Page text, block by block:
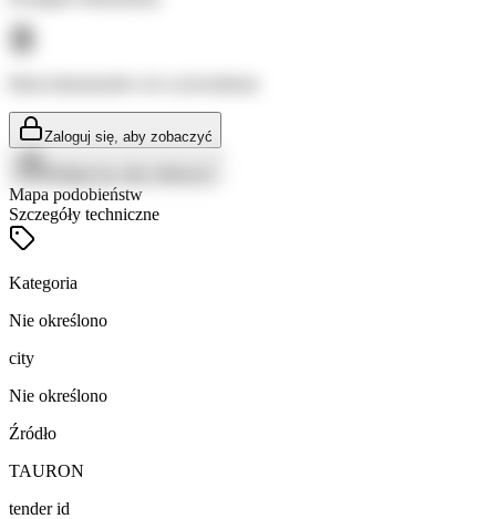
Zaloguj się, aby zobaczyć
Mapa podobieństw
Szczegóły techniczne
Kategoria
Nie określono
city
Nie określono
Źródło
TAURON
tender id